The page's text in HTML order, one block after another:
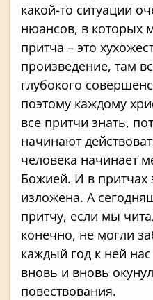
какой-то ситуации
нюансов, в которых
притча – это
произведение, там
глубокого
поэтому каждому
все притчи знать,
начинают
человека начинает
Божией. И в притчах
изложена. А
притчу, если мы
конечно, не могли
каждый год к ней
вновь и вновь
повествования.